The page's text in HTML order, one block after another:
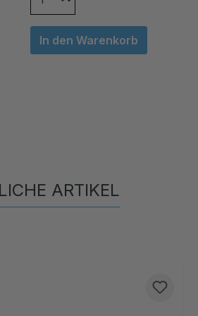
In den Warenkorb
ARTIKEL